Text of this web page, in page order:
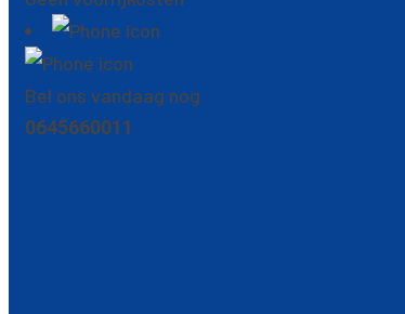
Bel ons vandaag nog
0645660011